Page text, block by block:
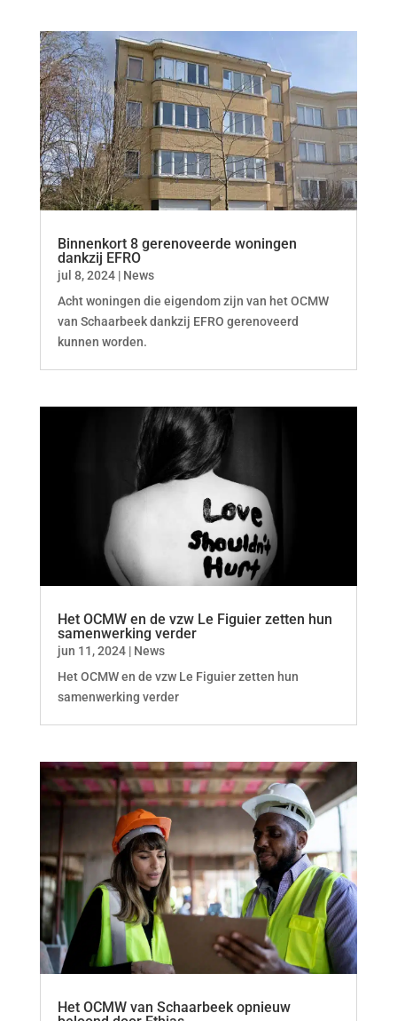
Binnenkort 8 gerenoveerde woningen
dankzij EFRO
jul 8, 2024| News
Acht woningen die eigendom zijn van het OCMW
van Schaarbeek dankzij EFRO gerenoveerd
kunnen worden.
Het OCMW en de vzw Le Figuier zetten hun
samenwerking verder
jun 11, 2024| News
Het OCMW en de vzw Le Figuier zetten hun
samenwerking verder
Het OCMW van Schaarbeek opnieuw